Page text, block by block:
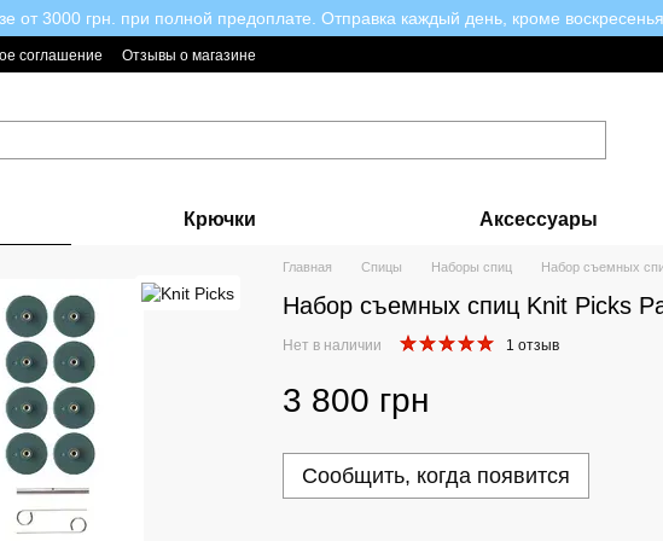
от 3000 грн. при полной предоплате. Отправка каждый день, кроме
соглашение Отзывы о магазине
Крючки Аксессуары
Главная Спицы Наборы спиц Набор съемных
Набор съемных спиц Knit Picks
Нет в наличии 1 отзыв
3 800 грн
Сообщить, когда появится